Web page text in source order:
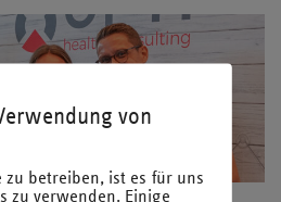
e
a
M
n
ü
von
zu betreiben, ist es für uns
zu verwenden. Einige